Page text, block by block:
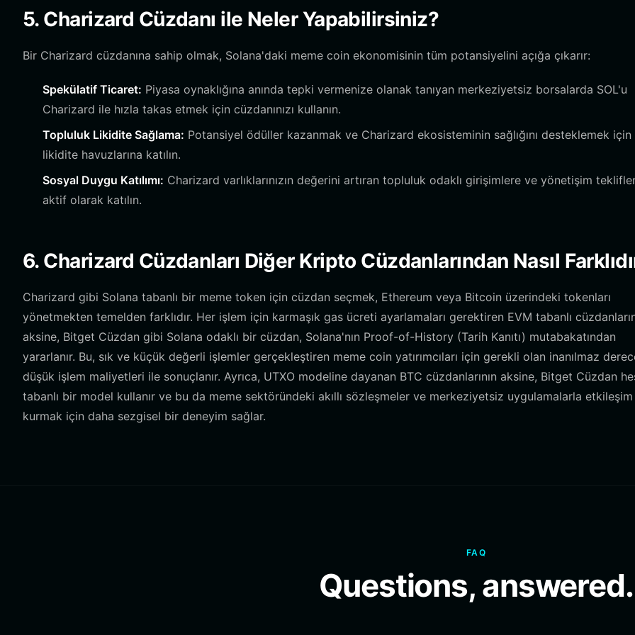
5. Charizard Cüzdanı ile Neler Yapabilirsiniz?
Bir Charizard cüzdanına sahip olmak, Solana'daki meme coin ekonomisinin tüm potansiyelini açığa çıkarır:
Spekülatif Ticaret: Piyasa oynaklığına anında tepki vermenize olanak tanıyan merkeziyetsiz borsalarda SOL'u
Charizard ile hızla takas etmek için cüzdanınızı kullanın.
Topluluk Likidite Sağlama: Potansiyel ödüller kazanmak ve Charizard ekosisteminin sağlığını desteklemek için
likidite havuzlarına katılın.
Sosyal Duygu Katılımı: Charizard varlıklarınızın değerini artıran topluluk odaklı girişimlere ve yönetişim
aktif olarak katılın.
6. Charizard Cüzdanları Diğer Kripto Cüzdanlarından Nasıl
Charizard gibi Solana tabanlı bir meme token için cüzdan seçmek, Ethereum veya Bitcoin üzerindeki tokenları
yönetmekten temelden farklıdır. Her işlem için karmaşık gas ücreti ayarlamaları gerektiren EVM tabanlı
aksine, Bitget Cüzdan gibi Solana odaklı bir cüzdan, Solana'nın Proof-of-History (Tarih Kanıtı) mutabakatından
yararlanır. Bu, sık ve küçük değerli işlemler gerçekleştiren meme coin yatırımcıları için gerekli olan inanılmaz
düşük işlem maliyetleri ile sonuçlanır. Ayrıca, UTXO modeline dayanan BTC cüzdanlarının aksine, Bitget Cüzdan
tabanlı bir model kullanır ve bu da meme sektöründeki akıllı sözleşmeler ve merkeziyetsiz uygulamalarla etkileşim
kurmak için daha sezgisel bir deneyim sağlar.
FAQ
Questions, answered.